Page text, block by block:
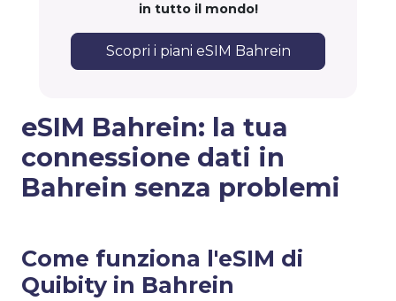
in tutto il mondo!
Scopri i piani eSIM Bahrein
eSIM Bahrein: la tua
connessione dati in
Bahrein senza problemi
Come funziona l'eSIM di
Quibity in Bahrein